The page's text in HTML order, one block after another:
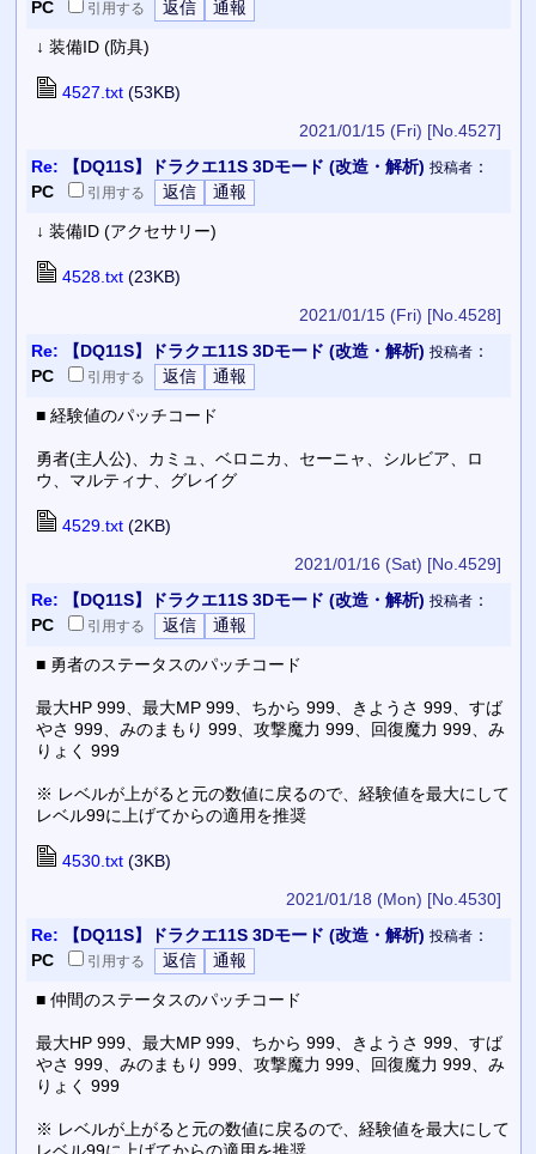
PC
引用する
↓ 装備ID (防具)
4527.txt(53KB)
2021/01/15 (Fri) [No.4527]
Re: 【DQ11S】ドラクエ11S 3Dモード (改造・解析) 投稿者：
PC
引用する
↓ 装備ID (アクセサリー)
4528.txt(23KB)
2021/01/15 (Fri) [No.4528]
Re: 【DQ11S】ドラクエ11S 3Dモード (改造・解析) 投稿者：
PC
引用する
■ 経験値のパッチコード
勇者(主人公)、カミュ、ベロニカ、セーニャ、シルビア、ロ
ウ、マルティナ、グレイグ
4529.txt(2KB)
2021/01/16 (Sat) [No.4529]
Re: 【DQ11S】ドラクエ11S 3Dモード (改造・解析) 投稿者：
PC
引用する
■ 勇者のステータスのパッチコード
最大HP 999、最大MP 999、ちから 999、きようさ 999、すば
やさ 999、みのまもり 999、攻撃魔力 999、回復魔力 999、み
りょく 999
※ レベルが上がると元の数値に戻るので、経験値を最大にして
レベル99に上げてからの適用を推奨
4530.txt(3KB)
2021/01/18 (Mon) [No.4530]
Re: 【DQ11S】ドラクエ11S 3Dモード (改造・解析) 投稿者：
PC
引用する
■ 仲間のステータスのパッチコード
最大HP 999、最大MP 999、ちから 999、きようさ 999、すば
やさ 999、みのまもり 999、攻撃魔力 999、回復魔力 999、み
りょく 999
※ レベルが上がると元の数値に戻るので、経験値を最大にして